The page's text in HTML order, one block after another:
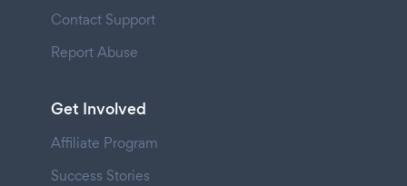
Contact Support
Report Abuse
Get Involved
Affiliate Program
Success Stories